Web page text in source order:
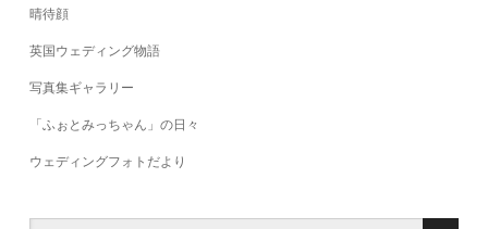
晴待顔
英国ウェディング物語
写真集ギャラリー
「ふぉとみっちゃん」の日々
ウェディングフォトだより